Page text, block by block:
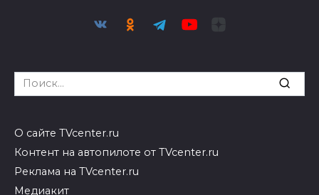
Search
for:
О сайте TVcenter.ru
Контент на автопилоте от TVcenter.ru
Реклама на TVcenter.ru
Медиакит